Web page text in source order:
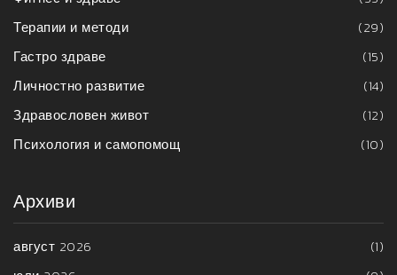
Терапии и методи
(29)
Гастро здраве
(15)
Личностно развитие
(14)
Здравословен живот
(12)
Психология и самопомощ
(10)
Архиви
август 2026
(1)